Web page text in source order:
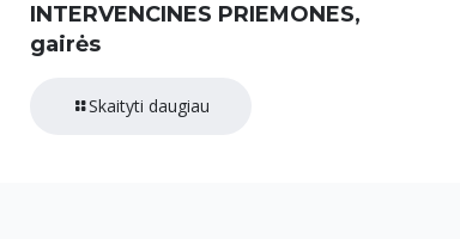
INTERVENCINES PRIEMONES,
gairės
Skaityti daugiau